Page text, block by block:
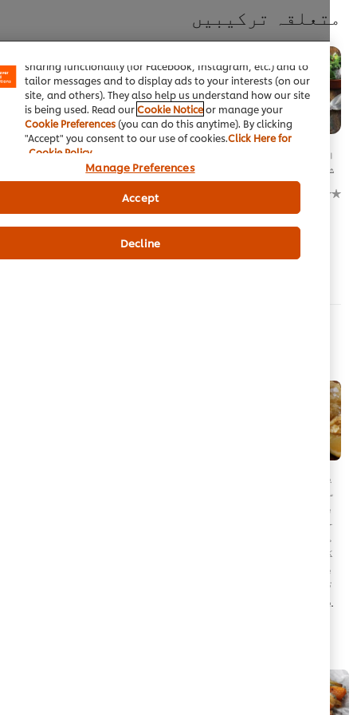
ترکیبیں
گیزی
پائی
No
submitted
for
recipe
چکن نان اور لائم
کری سوس کے ساتھ
No
ratings
submitted
for
this
بر طانوی انداز
کی مچھلی اور چپس
منٹڈ مٹر کے ساتھ
ratings
this
ایف ایس کے
بہترین
کھانا
کریں |
اور
کُزین کلاسکس
We use cookies (and similar techniques) to improve your
features (like saving your online "shopping basket"), social
sharing functionality (for Facebook, Instagram, etc.) and to
tailor messages and to display ads to your interests (on our
site, and others). They also help us understand how our site
is being used. Read ourCookie Noticeor manage your
Cookie Preferences(you can do this anytime). By clicking
"Accept" you consent to our use of cookies.Click Here for
Cookie Policy
Manage Preferences
Decline
Accept